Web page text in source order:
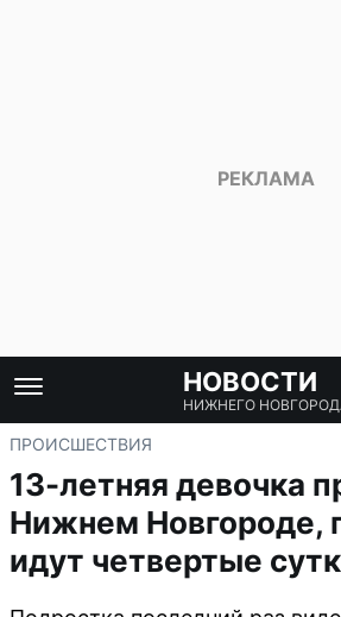
НОВОСТИ
НИЖНЕГО
ПРОИСШЕСТВИЯ
13-летняя девочка
Нижнем Новгороде,
идут четвертые